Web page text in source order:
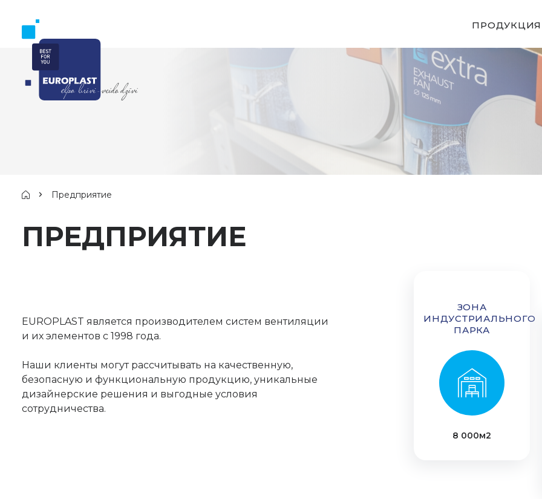
ПРОДУКЦИЯ
Предприятие
ПРЕДПРИЯТИЕ
EUROPLAST является производителем систем вентиляции
и их элементов с 1998 года.
Наши клиенты могут рассчитывать на качественную,
безопасную и функциональную продукцию, уникальные
дизайнерские решения и выгодные условия
сотрудничества.
ЗОНА
ИНДУСТРИАЛЬНОГО
ПАРКА
8 000м2